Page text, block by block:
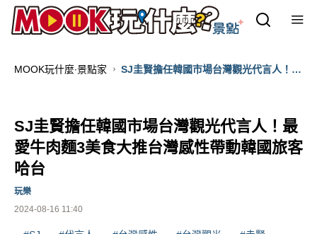
MOOK玩什麼‧景點家
SJ圭賢擔任韓國市場台灣觀光代言人！最
SJ圭賢擔任韓國市場台灣觀光代言人！最
愛牛肉麵3美食大推台灣感性帶動韓國旅客
哈台
2024-08-16 11:40
玩樂